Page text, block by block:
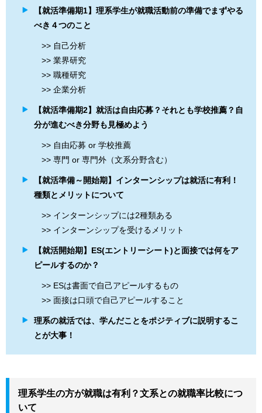
【就活準備期1】理系学生が就職活動前の準備でまずやる
べき４つのこと
>> 自己分析
>> 業界研究
>> 職種研究
>> 企業分析
【就活準備期2】就活は自由応募？それとも学校推薦？自
分が進むべき分野も見極めよう
>> 自由応募 or 学校推薦
>> 専門 or 専門外（文系分野含む）
【就活準備～開始期】インターンシップは就活に有利！
種類とメリットについて
>> インターンシップには2種類ある
>> インターンシップを受けるメリット
【就活開始期】ES(エントリーシート)と面接では何をア
ピールするのか？
>> ESは書面で自己アピールするもの
>> 面接は口頭で自己アピールすること
理系の就活では、学んだことをポジティブに説明するこ
とが大事！
理系学生の方が就職は有利？文系との就職率比較につ
いて